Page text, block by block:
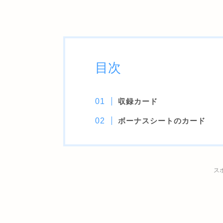
目次
収録カード
ボーナスシートのカード
ス